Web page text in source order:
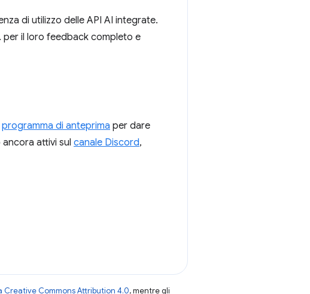
di utilizzo delle API AI integrate.
per il loro feedback completo e
programma di anteprima per dare
attivi sul canale Discord,
Creative Commons Attribution 4.0, mentre gli